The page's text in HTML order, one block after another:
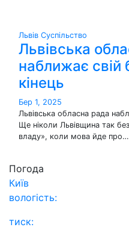
Львів Суспільство
Львівська
наближає свій
кінець
Бер 1, 2025
Львівська обласна рада
Ще ніколи Львівщина так
владу», коли мова йде про…
Погода
Київ
вологість:
тиск: